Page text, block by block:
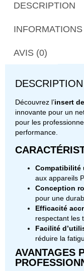
DESCRIPTION
AVIS (0)
DESCRIPTION
Découvrez l’insert
innovante pour un
pour les
performance.
Compatibilité
aux appareils
Conception
pour une
Efficacité
respectant les
Facilité
réduire la
AVANTAGES